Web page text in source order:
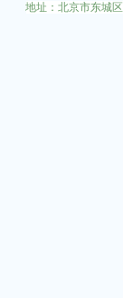
地址：北京市东城